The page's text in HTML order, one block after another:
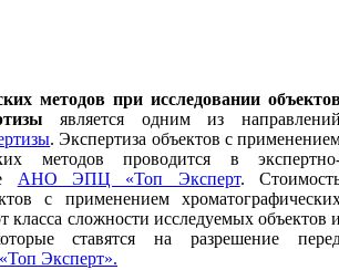
методов при исследовании
является одним из
. Экспертиза объектов с
методов проводится в
АНО ЭПЦ «Топ Эксперт.
с применением
класса сложности исследуемых объектов
ставятся на разрешение
Эксперт».